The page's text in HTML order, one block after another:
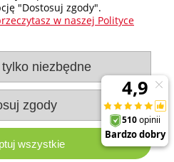
konto
Narzędzi i Akcesoriów
"Dostosuj zgody".
w naszej Polityce
niezbędne
zgody
wszystkie